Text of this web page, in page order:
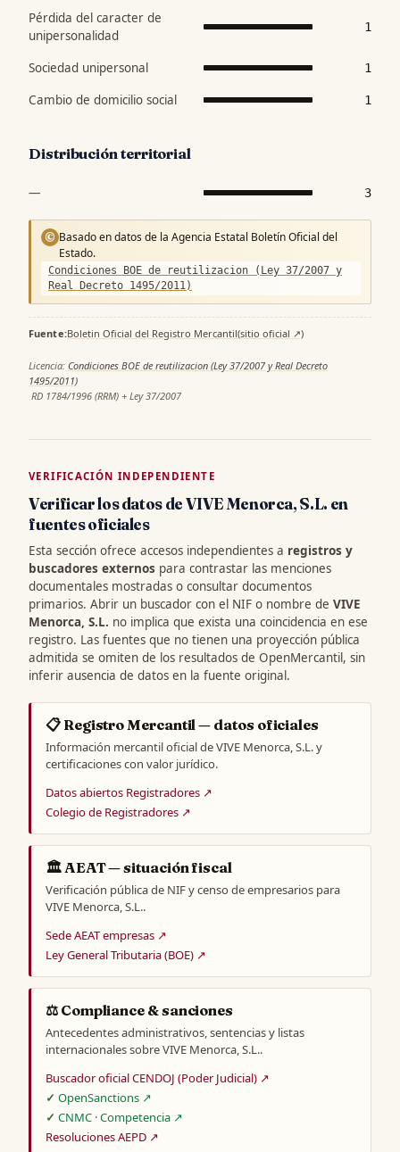
Pérdida del caracter de
unipersonalidad
1
Sociedad unipersonal 1
Cambio de domicilio social 1
Distribución territorial
— 3
© Basado en datos de la Agencia Estatal Boletín Oficial del
Estado.
Condiciones BOE de reutilizacion (Ley 37/2007 y
Real Decreto 1495/2011)
Fuente:Boletin Oficial del Registro Mercantil(sitio oficial ↗)·
Licencia: Condiciones BOE de reutilizacion (Ley 37/2007 y Real Decreto
1495/2011)
·RD 1784/1996 (RRM) + Ley 37/2007
VERIFICACIÓN INDEPENDIENTE
Verificar los datos de VIVE Menorca, S.L. en
fuentes oficiales
Esta sección ofrece accesos independientes a registros y
buscadores externos para contrastar las menciones
documentales mostradas o consultar documentos
primarios. Abrir un buscador con el NIF o nombre de VIVE
Menorca, S.L. no implica que exista una coincidencia en ese
registro. Las fuentes que no tienen una proyección pública
admitida se omiten de los resultados de OpenMercantil, sin
inferir ausencia de datos en la fuente original.
📋 Registro Mercantil — datos oficiales
Información mercantil oficial de VIVE Menorca, S.L. y
certificaciones con valor jurídico.
Datos abiertos Registradores ↗
Colegio de Registradores ↗
🏛️ AEAT — situación fiscal
Verificación pública de NIF y censo de empresarios para
VIVE Menorca, S.L..
Sede AEAT empresas ↗
Ley General Tributaria (BOE) ↗
⚖️ Compliance & sanciones
Antecedentes administrativos, sentencias y listas
internacionales sobre VIVE Menorca, S.L..
Buscador oficial CENDOJ (Poder Judicial) ↗
OpenSanctions ↗
CNMC · Competencia ↗
Resoluciones AEPD ↗